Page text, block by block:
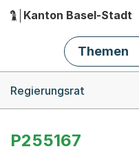
Hauptnavigation
Kanton Basel-Stadt
Themen
Regierungsrat
P255167